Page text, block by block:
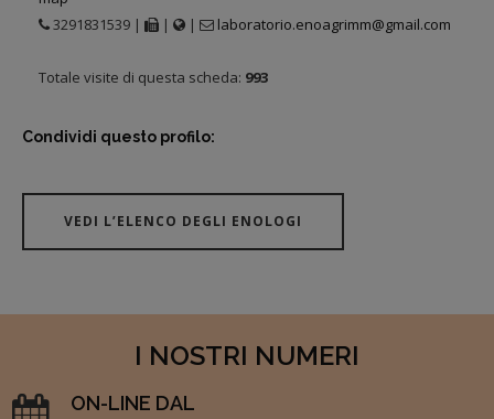
3291831539 |
| | laboratorio.enoagrimm@gmail.com
Totale visite di questa scheda: 993
Condividi questo profilo:
VEDI L’ELENCO DEGLI ENOLOGI
I NOSTRI NUMERI
ON-LINE DAL